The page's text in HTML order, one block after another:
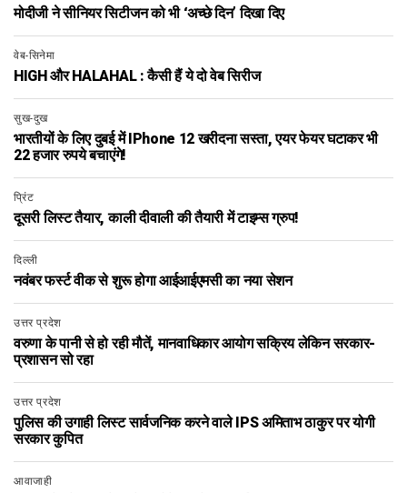
मोदीजी ने सीनियर सिटीजन को भी ‘अच्छे दिन’ दिखा दिए
वेब-सिनेमा
HIGH और HALAHAL : कैसी हैं ये दो वेब सिरीज
सुख-दुख
भारतीयों के लिए दुबई में IPhone 12 खरीदना सस्ता, एयर फेयर घटाकर भी
22 हजार रुपये बचाएंगे!
प्रिंट
दूसरी लिस्ट तैयार, काली दीवाली की तैयारी में टाइम्स ग्रुप!
दिल्ली
नवंबर फर्स्ट वीक से शुरू होगा आईआईएमसी का नया सेशन
उत्तर प्रदेश
वरुणा के पानी से हो रही मौतें, मानवाधिकार आयोग सक्रिय लेकिन सरकार-
प्रशासन सो रहा
उत्तर प्रदेश
पुलिस की उगाही लिस्ट सार्वजनिक करने वाले IPS अमिताभ ठाकुर पर योगी
सरकार कुपित
आवाजाही